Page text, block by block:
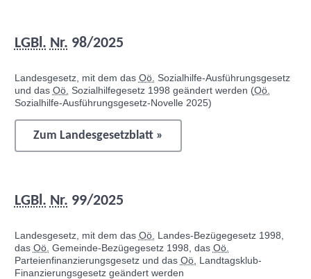
LGBl. Nr. 98/2025
Landesgesetz, mit dem das Oö. Sozialhilfe-Ausführungsgesetz
und das Oö. Sozialhilfegesetz 1998 geändert werden (Oö.
Sozialhilfe-Ausführungsgesetz-Novelle 2025)
Zum Landesgesetzblatt »
LGBl. Nr. 99/2025
Landesgesetz, mit dem das Oö. Landes-Bezügegesetz 1998,
das Oö. Gemeinde-Bezügegesetz 1998, das Oö.
Parteienfinanzierungsgesetz und das Oö. Landtagsklub-
Finanzierungsgesetz geändert werden